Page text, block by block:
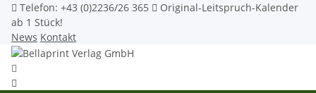
Telefon: +43 (0)2236/26 365
Original-Leitspruch-Kalender
ab 1 Stück!
News Kontakt